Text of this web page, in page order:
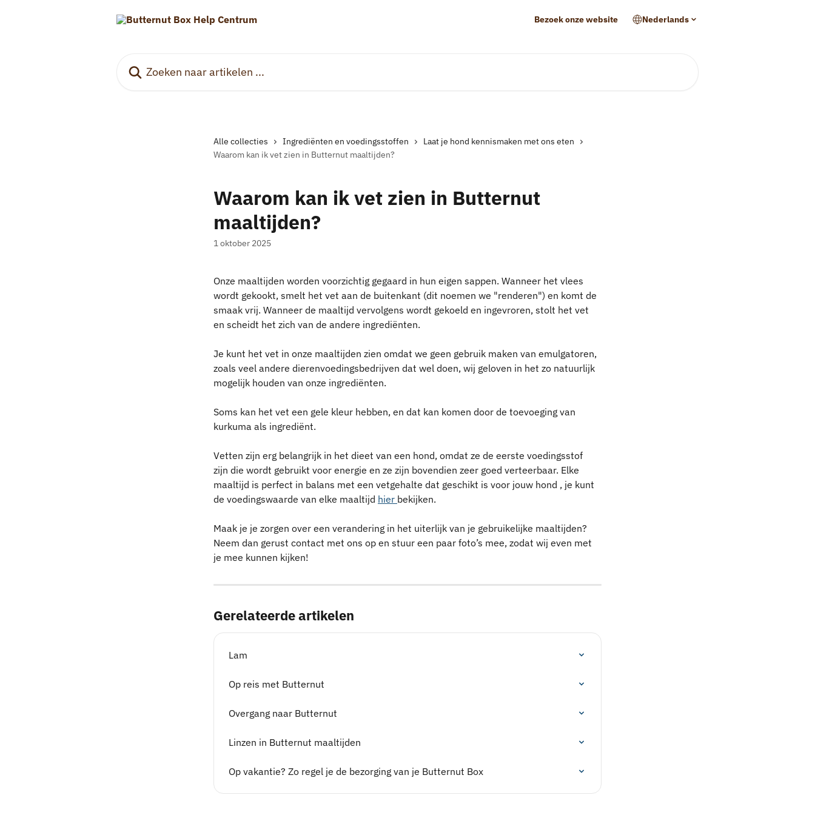
Bezoek onze website Nederlands
Alle collecties Ingrediënten en voedingsstoffen
Laat je hond kennismaken met ons eten
Waarom kan ik vet zien in Butternut maaltijden?
Waarom kan ik vet zien in Butternut
maaltijden?
1 oktober 2025
Onze maaltijden worden voorzichtig gegaard in hun eigen sappen. Wanneer het vlees
wordt gekookt, smelt het vet aan de buitenkant (dit noemen we "renderen") en komt de
smaak vrij. Wanneer de maaltijd vervolgens wordt gekoeld en ingevroren, stolt het vet
en scheidt het zich van de andere ingrediënten.
Je kunt het vet in onze maaltijden zien omdat we geen gebruik maken van emulgatoren,
zoals veel andere dierenvoedingsbedrijven dat wel doen, wij geloven in het zo natuurlijk
mogelijk houden van onze ingrediënten.
Soms kan het vet een gele kleur hebben, en dat kan komen door de toevoeging van
kurkuma als ingrediënt.
Vetten zijn erg belangrijk in het dieet van een hond, omdat ze de eerste voedingsstof
zijn die wordt gebruikt voor energie en ze zijn bovendien zeer goed verteerbaar. Elke
maaltijd is perfect in balans met een vetgehalte dat geschikt is voor jouw hond , je kunt
de voedingswaarde van elke maaltijd hier bekijken.
Maak je je zorgen over een verandering in het uiterlijk van je gebruikelijke maaltijden?
Neem dan gerust contact met ons op en stuur een paar foto’s mee, zodat wij even met
je mee kunnen kijken!
Gerelateerde artikelen
Lam
Op reis met Butternut
Overgang naar Butternut
Linzen in Butternut maaltijden
Op vakantie? Zo regel je de bezorging van je Butternut Box